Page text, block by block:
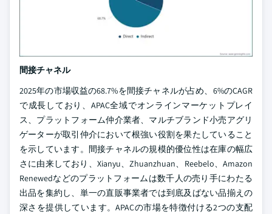
間接チャネル
2025年の市場収益の68.7%を間接チャネルが占め、6%のCAGR
で成長しており、APAC全域でオンラインマーケットプレイ
ス、プラットフォーム仲介業者、マルチブランド小売アグリ
ゲーターが取引仲介において根強い役割を果たしていること
を示しています。間接チャネルの規模的優位性は在庫の幅広
さに由来しており、Xianyu、Zhuanzhuan、Reebelo、Amazon
Renewedなどのプラットフォームは数千人の売り手にわたる
出品を集約し、単一の直販事業者では到底及ばない品揃えの
深さを提供しています。APACの市場を特徴付ける2つの支配